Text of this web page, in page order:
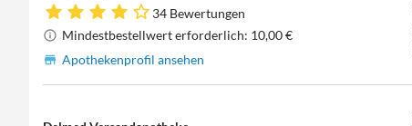
34 Bewertungen
Mindestbestellwert erforderlich: 10,00 €
Apothekenprofil ansehen